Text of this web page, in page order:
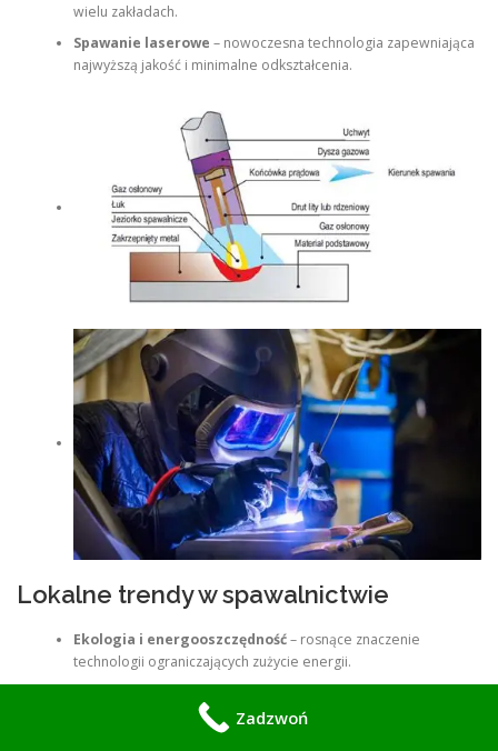
wielu zakładach.
Spawanie laserowe – nowoczesna technologia zapewniająca
najwyższą jakość i minimalne odkształcenia.
Lokalne trendy w spawalnictwie
Ekologia i energooszczędność– rosnące znaczenie
technologii ograniczających zużycie energii.
roboty spawalnicze.
Zadzwoń